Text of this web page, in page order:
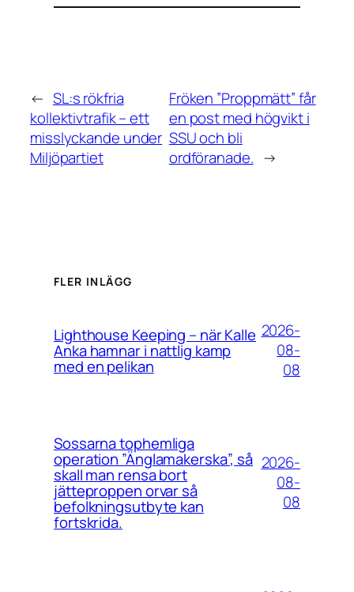
← SL:s rökfria
kollektivtrafik – ett
misslyckande under
Miljöpartiet
Fröken ”Proppmätt” får
en post med högvikt i
SSU och bli
ordföranade. →
FLER INLÄGG
Lighthouse Keeping – när Kalle
Anka hamnar i nattlig kamp
med en pelikan
2026-
08-
08
Sossarna tophemliga
operation ”Änglamakerska”, så
skall man rensa bort
jätteproppen orvar så
befolkningsutbyte kan
fortskrida.
2026-
08-
08